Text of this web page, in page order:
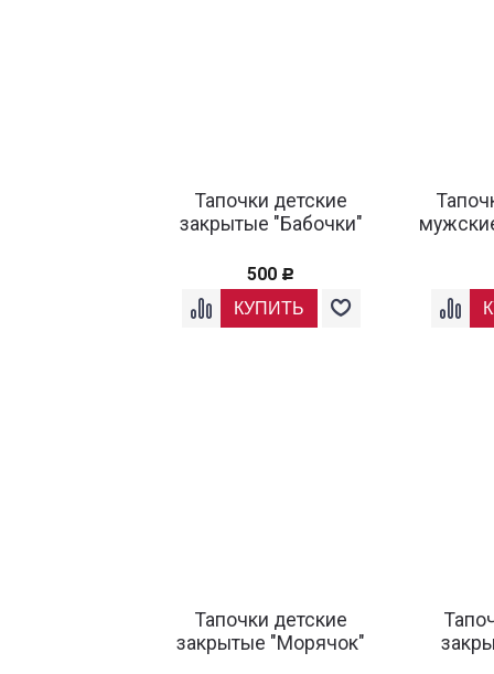
Тапочки детские
закрытые "Бабочки"
500 Р
Тапочки детские
закрытые "Морячок"